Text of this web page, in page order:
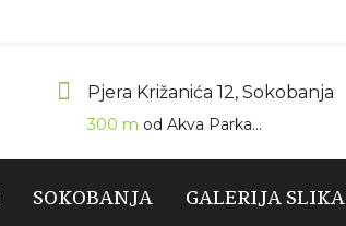
Pjera Križanića 12, Sokobanja
300 m od Akva Parka...
SOKOBANJA GALERIJA SLIKA